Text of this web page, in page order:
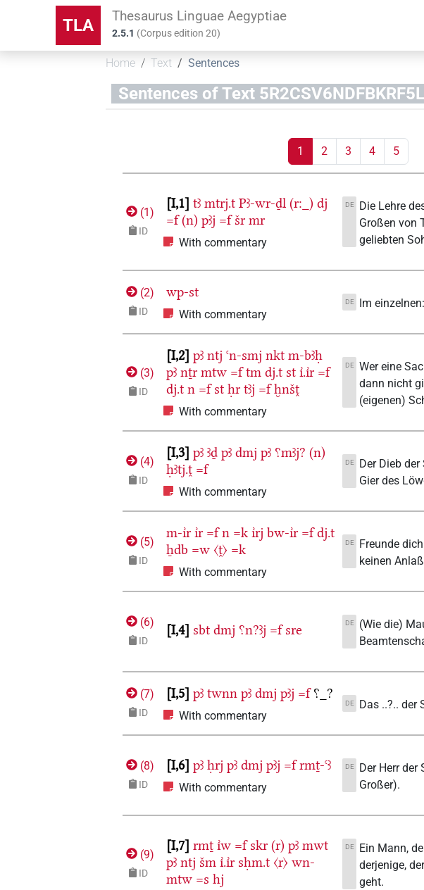
TLA Thesaurus Linguae Aegyptiae
2.5.1 (Corpus edition20)
Home Text Sentences
Sentences of Text
1 2 3 4 5
(1)
ID
I,1 tꜣ mtrj.t Pꜣ-wr-ḏl (r:_) dj
=f (n) pꜣj =f šr mr
With commentary
DE
Die Lehre
Großen von
geliebten
(2)
ID
wp-st
With commentary
DE Im einzelnen:
(3)
ID
I,2 pꜣ ntj ꜥn-smj nkt m-bꜣḥ
pꜣ nṯr mtw =f tm dj.t st ı͗.ı͗r =f
dj.t n =f st ḥr tꜣj =f ḫnšṱ
With commentary
DE Wer eine
dann nicht
(eigenen)
(4)
ID
I,3 pꜣ ꜣḏ pꜣ dmj pꜣ ⸮mꜣj? (n)
ḥꜣtj.ṱ =f
With commentary
DE
Der Dieb
Gier des
(5)
ID
m-ı͗r ı͗r =f n =k ı͗rj bw-ı͗r =f dj.t
ẖdb =w 〈ṱ〉 =k
With commentary
DE
Freunde
keinen
(6)
ID
I,4 sbt dmj ⸮n?ꜣj =f sre DE
(Wie die)
(7)
ID
I,5 pꜣ twnn pꜣ dmj pꜣj =f ⸮_?
With commentary
DE Das ..?.. der
(8)
ID
I,6 pꜣ ḥrj pꜣ dmj pꜣj =f rmṯ-ꜥꜣ
With commentary
DE
Der Herr der
Großer).
(9)
ID
I,7 rmṯ ı͗w =f skr (r) pꜣ mwt
pꜣ ntj šm ı͗.ı͗r sḥm.t 〈r〉 wn-
mtw =s hj
DE
Ein Mann,
derjenige,
geht.